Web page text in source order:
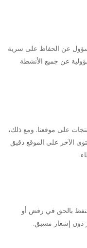
عن الحفاظ على سرية
عن جميع الأنشطة
على موقعنا. ومع ذلك،
الآخر على الموقع دقيق
بالحق في رفض أو
دون إشعار مسبق.